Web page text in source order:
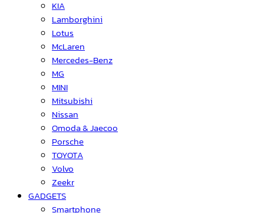
KIA
Lamborghini
Lotus
McLaren
Mercedes-Benz
MG
MINI
Mitsubishi
Nissan
Omoda & Jaecoo
Porsche
TOYOTA
Volvo
Zeekr
GADGETS
Smartphone